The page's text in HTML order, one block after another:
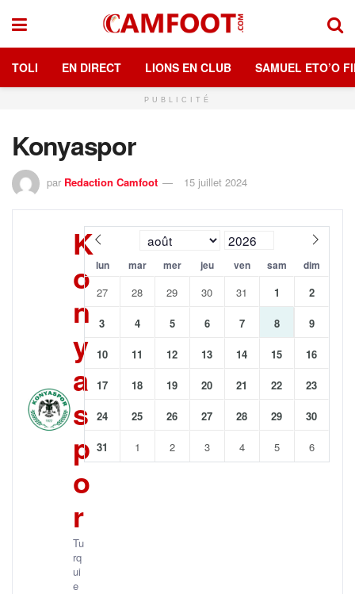
TOLI EN DIRECT LIONS EN CLUB SAMUEL ETO’O
PUBLICITÉ
Konyaspor
par Redaction Camfoot 15 juillet 2024
K
o
n
y
a
s
p
o
r
Tu
rq
ui
e
lun mar mer jeu ven sam dim
27 28 29 30 31 1 2
3 4 5 6 7 8 9
10 11 12 13 14 15 16
17 18 19 20 21 22 23
24 25 26 27 28 29 30
31 1 2 3 4 5 6